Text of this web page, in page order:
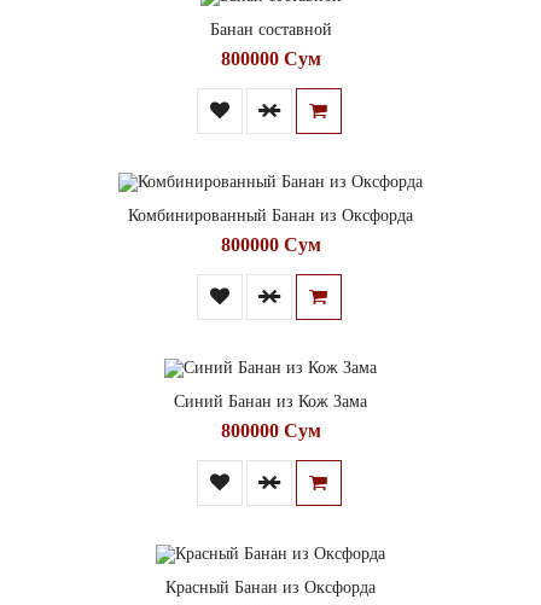
Банан составной
800000 Сум
Комбинированный Банан из Оксфорда
800000 Сум
Синий Банан из Кож Зама
800000 Сум
Красный Банан из Оксфорда